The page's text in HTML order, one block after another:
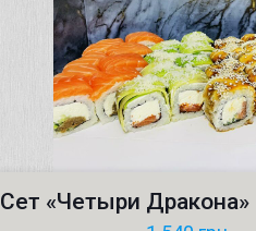
Сет «Четыри Дракона»